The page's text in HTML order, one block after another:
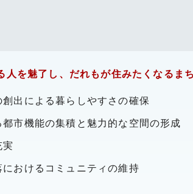
を魅了し、だれもが住みたくなるま
出による暮らしやすさの確保
市機能の集積と魅力的な空間の形成
実
おけるコミュニティの維持